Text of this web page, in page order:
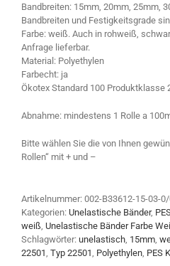
Bandbreiten: 15mm, 20mm, 25mm,
Bandbreiten und Festigkeitsgrade
Farbe: weiß. Auch in rohweiß,
Anfrage lieferbar.
Material: Polyethylen
Farbecht: ja
Ökotex Standard 100 Produktklasse
Abnahme: mindestens 1 Rolle a
Bitte wählen Sie die von Ihnen
Rollen“ mit + und –
Artikelnummer: 002-B33612-15-03-
Kategorien: Unelastische Bänder,
weiß, Unelastische Bänder Farbe
Schlagwörter: unelastisch, 15mm,
22501, Typ 22501, Polyethylen, PES